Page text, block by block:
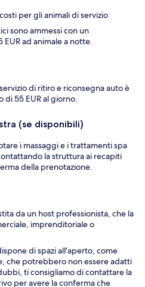
per gli animali di servizio
sono ammessi con un
ad animale a notte.
di ritiro e riconsegna auto è
di 55 EUR al giorno.
(se disponibili)
i massaggi e i trattamenti spa
la struttura ai recapiti
della prenotazione.
da un host professionista, che la
imprenditoriale o
di spazi all'aperto, come
che potrebbero non essere adatti
ti consigliamo di contattare la
per avere la conferma che